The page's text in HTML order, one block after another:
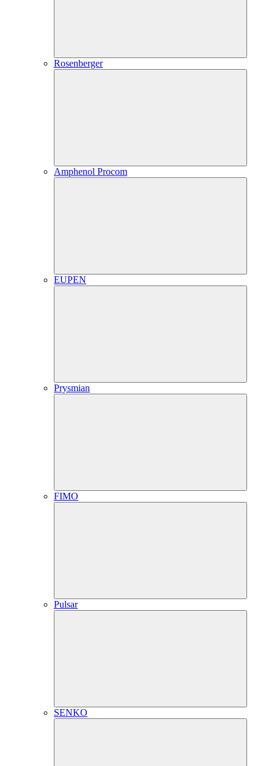
Rosenberger
Amphenol Procom
EUPEN
Prysmian
FIMO
Pulsar
SENKO